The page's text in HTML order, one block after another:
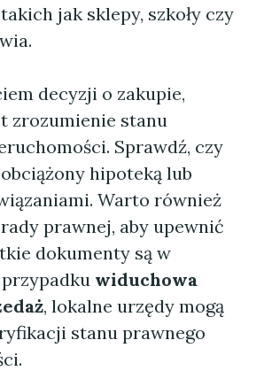
jak sklepy, szkoły czy
decyzji o zakupie,
zrozumienie stanu
Sprawdź, czy
hipoteką lub
Warto również
prawnej, aby upewnić
dokumenty są w
widuchowa
, lokalne urzędy mogą
stanu prawnego